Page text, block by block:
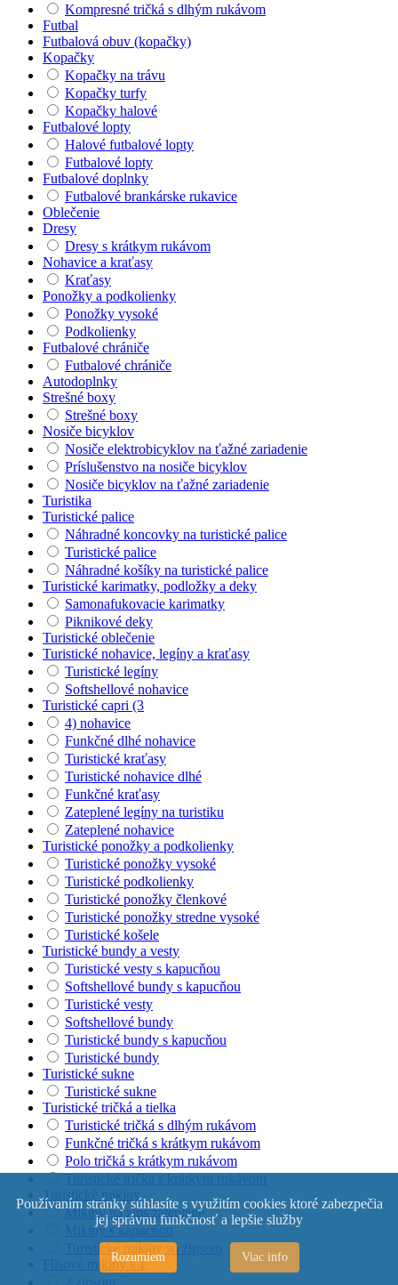
Kompresné tričká s dlhým rukávom
Futbal
Futbalová obuv (kopačky)
Kopačky
Kopačky na trávu
Kopačky turfy
Kopačky halové
Futbalové lopty
Halové futbalové lopty
Futbalové lopty
Futbalové doplnky
Futbalové brankárske rukavice
Oblečenie
Dresy
Dresy s krátkym rukávom
Nohavice a kraťasy
Kraťasy
Ponožky a podkolienky
Ponožky vysoké
Podkolienky
Futbalové chrániče
Futbalové chrániče
Autodoplnky
Strešné boxy
Strešné boxy
Nosiče bicyklov
Nosiče elektrobicyklov na ťažné zariadenie
Príslušenstvo na nosiče bicyklov
Nosiče bicyklov na ťažné zariadenie
Turistika
Turistické palice
Náhradné koncovky na turistické palice
Turistické palice
Náhradné košíky na turistické palice
Turistické karimatky, podložky a deky
Samonafukovacie karimatky
Piknikové deky
Turistické oblečenie
Turistické nohavice, legíny a kraťasy
Turistické legíny
Softshellové nohavice
Turistické capri (3
4) nohavice
Funkčné dlhé nohavice
Turistické kraťasy
Turistické nohavice dlhé
Funkčné kraťasy
Zateplené legíny na turistiku
Zateplené nohavice
Turistické ponožky a podkolienky
Turistické ponožky vysoké
Turistické podkolienky
Turistické ponožky členkové
Turistické ponožky stredne vysoké
Turistické košele
Turistické bundy a vesty
Turistické vesty s kapucňou
Softshellové bundy s kapucňou
Turistické vesty
Softshellové bundy
Turistické bundy s kapucňou
Turistické bundy
Turistické sukne
Turistické sukne
Turistické tričká a tielka
Turistické tričká s dlhým rukávom
Funkčné tričká s krátkym rukávom
Polo tričká s krátkym rukávom
Turistické mikiny
Mikiny na zips zateplené
Mikiny s kapucňou
Turistické mikiny so zipsom
Flisové mikiny s 1
Používaním stránky súhlasíte s využitím cookies ktoré zabezpečia
jej správnu funkčnosť a lepšie služby
Rozumiem Viac info